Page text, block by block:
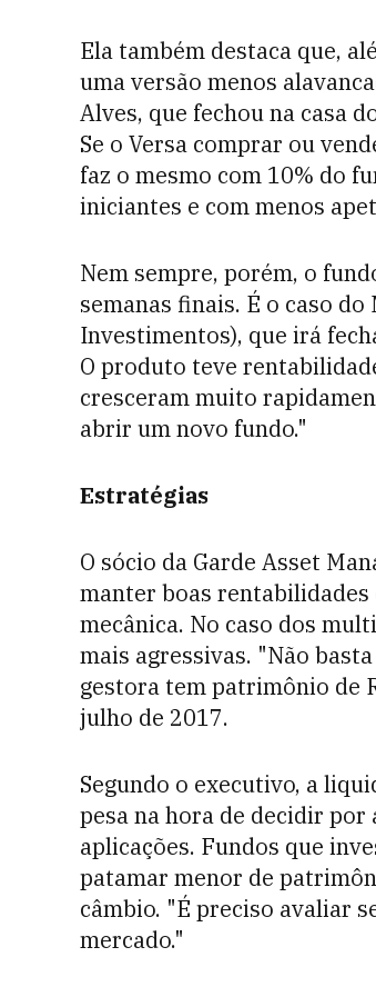
Ela também destaca que,
uma versão menos
Alves, que fechou na casa
Se o Versa comprar ou
faz o mesmo com 10% do
iniciantes e com menos
Nem sempre, porém, o
semanas finais. É o caso
Investimentos), que irá
O produto teve
cresceram muito
abrir um novo fundo."
Estratégias
O sócio da Garde Asset
manter boas
mecânica. No caso dos
mais agressivas. "Não
gestora tem patrimônio de
julho de 2017.
Segundo o executivo, a
pesa na hora de decidir
aplicações. Fundos que
patamar menor de
câmbio. "É preciso avaliar
mercado."